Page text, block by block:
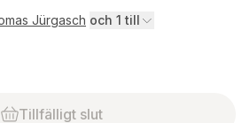
Jürgasch och 1 till
Tillfälligt slut